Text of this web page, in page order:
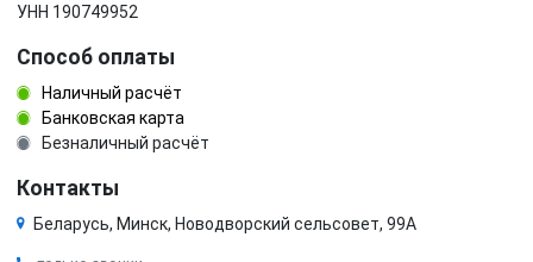
УНН 190749952
Способ оплаты
Наличный расчёт
Банковская карта
Безналичный расчёт
Контакты
Беларусь, Минск, Новодворский сельсовет, 99А